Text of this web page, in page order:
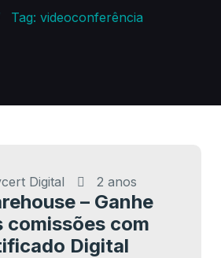
Tag: videoconferência
Digital 2 anos
– Ganhe
comissões com
Digital